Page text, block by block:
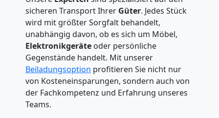
sicheren Transport Ihrer Güter. Jedes Stück
wird mit größter Sorgfalt behandelt,
unabhängig davon, ob es sich um Möbel,
Elektronikgeräte oder persönliche
Gegenstände handelt. Mit unserer
Beiladungsoption profitieren Sie nicht nur
von Kosteneinsparungen, sondern auch von
der Fachkompetenz und Erfahrung unseres
Teams.